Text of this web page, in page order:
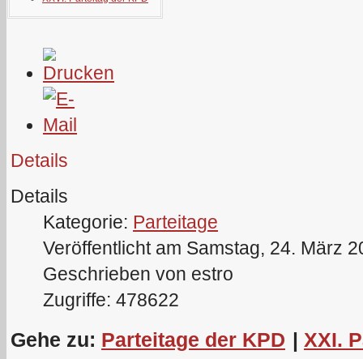
Details
Details
Kategorie: Parteitage
Veröffentlicht am Samstag, 24. März
Geschrieben von estro
Zugriffe: 478622
Gehe zu: Parteitage der KPD | XXI.